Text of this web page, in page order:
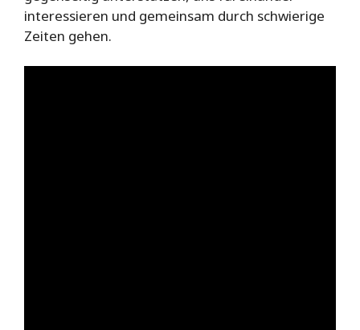
interessieren und gemeinsam durch schwierige
Zeiten gehen.